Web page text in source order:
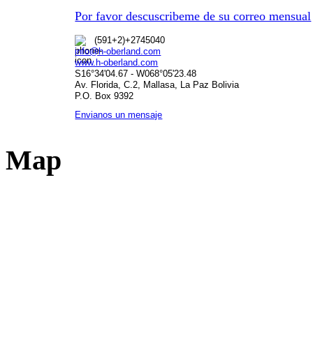
Por favor descuscribeme de su correo mensual
(591+2)+2745040
info@h-oberland.com
www.h-oberland.com
S16°34'04.67 - W068°05'23.48
Av. Florida, C.2, Mallasa, La Paz Bolivia
P.O. Box 9392
Envianos un mensaje
Map